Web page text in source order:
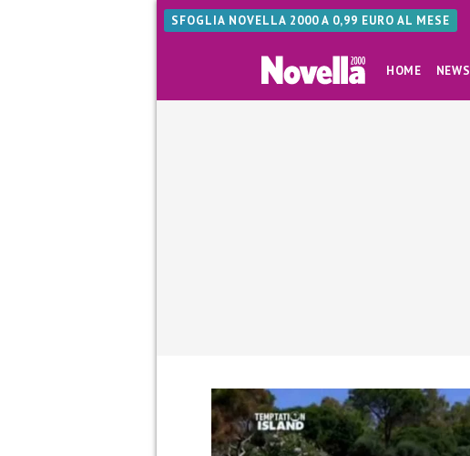
SFOGLIA NOVELLA 2000 A 0,99 EURO AL MESE
HOME NEWS